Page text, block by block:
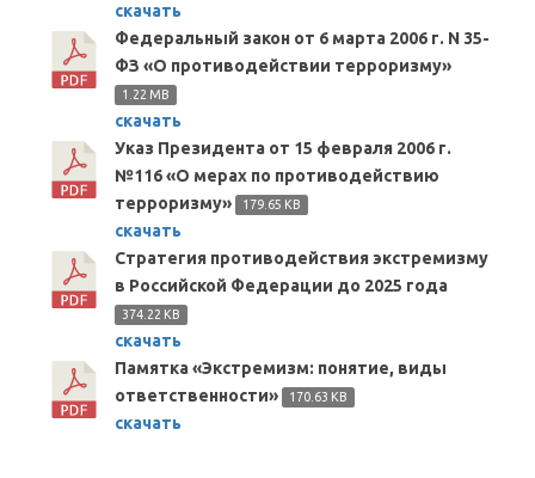
скачать
Федеральный закон от 6 марта 2006 г. N 35-
ФЗ «О противодействии терроризму»
1.22 MB
скачать
Указ Президента от 15 февраля 2006 г.
№116 «О мерах по противодействию
терроризму»
179.65 KB
скачать
Стратегия противодействия экстремизму
в Российской Федерации до 2025 года
374.22 KB
скачать
Памятка «Экстремизм: понятие, виды
ответственности»
170.63 KB
скачать